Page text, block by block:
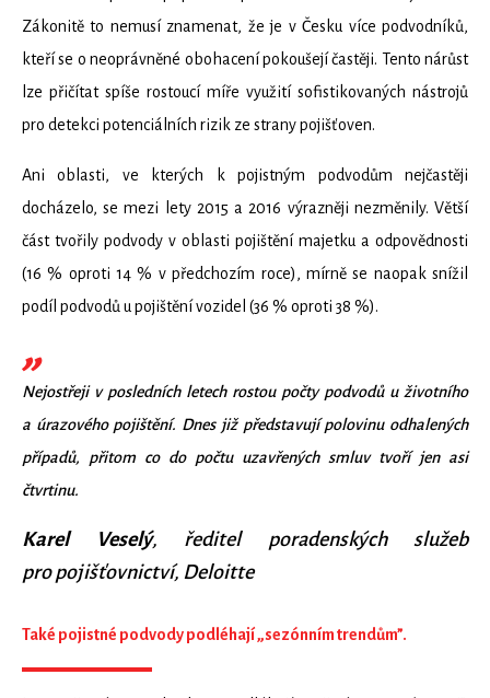
Zákonitě to nemusí znamenat, že je v Česku více podvodníků,
kteří se o neoprávněné obohacení pokoušejí častěji. Tento nárůst
lze přičítat spíše rostoucí míře využití sofistikovaných nástrojů
pro detekci potenciálních rizik ze strany pojišťoven.
Ani oblasti, ve kterých k pojistným podvodům nejčastěji
docházelo, se mezi lety 2015 a 2016 výrazněji nezměnily. Větší
část tvořily podvody v oblasti pojištění majetku a odpovědnosti
(16 % oproti 14 % v předchozím roce), mírně se naopak snížil
podíl podvodů u pojištění vozidel (36 % oproti 38 %).
Nejostřeji v posledních letech rostou počty podvodů u životního
a úrazového pojištění. Dnes již představují polovinu odhalených
případů, přitom co do počtu uzavřených smluv tvoří jen asi
čtvrtinu.
Karel Veselý, ředitel poradenských služeb
pro pojišťovnictví, Deloitte
Také pojistné podvody podléhají „sezónním trendům”.